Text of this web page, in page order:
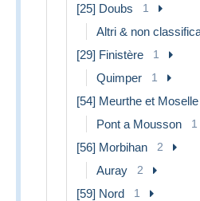
[25] Doubs 1
Altri & non
[29] Finistère 1
Quimper 1
[54] Meurthe et Moselle
Pont a Mousson 1
[56] Morbihan 2
Auray 2
[59] Nord 1